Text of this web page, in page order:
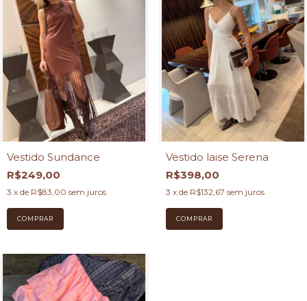
Vestido Sundance
R$249,00
3 x de R$83,00 sem juros
COMPRAR
Vestido laise Serena
R$398,00
3 x de R$132,67 sem juros
COMPRAR